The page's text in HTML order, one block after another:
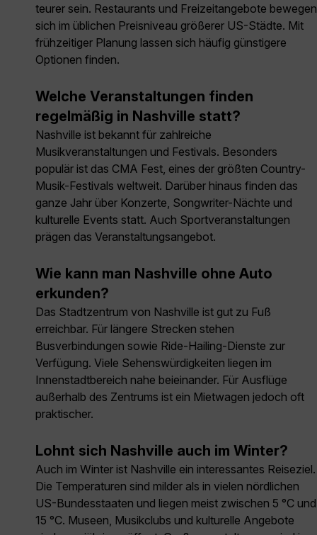
teurer sein. Restaurants und Freizeitangebote bewegen
sich im üblichen Preisniveau größerer US-Städte. Mit
frühzeitiger Planung lassen sich häufig günstigere
Optionen finden.
Welche Veranstaltungen finden
regelmäßig in Nashville statt?
Nashville ist bekannt für zahlreiche
Musikveranstaltungen und Festivals. Besonders
populär ist das CMA Fest, eines der größten Country-
Musik-Festivals weltweit. Darüber hinaus finden das
ganze Jahr über Konzerte, Songwriter-Nächte und
kulturelle Events statt. Auch Sportveranstaltungen
prägen das Veranstaltungsangebot.
Wie kann man Nashville ohne Auto
erkunden?
Das Stadtzentrum von Nashville ist gut zu Fuß
erreichbar. Für längere Strecken stehen
Busverbindungen sowie Ride-Hailing-Dienste zur
Verfügung. Viele Sehenswürdigkeiten liegen im
Innenstadtbereich nahe beieinander. Für Ausflüge
außerhalb des Zentrums ist ein Mietwagen jedoch oft
praktischer.
Lohnt sich Nashville auch im Winter?
Auch im Winter ist Nashville ein interessantes Reiseziel.
Die Temperaturen sind milder als in vielen nördlichen
US-Bundesstaaten und liegen meist zwischen 5 °C und
15 °C. Museen, Musikclubs und kulturelle Angebote